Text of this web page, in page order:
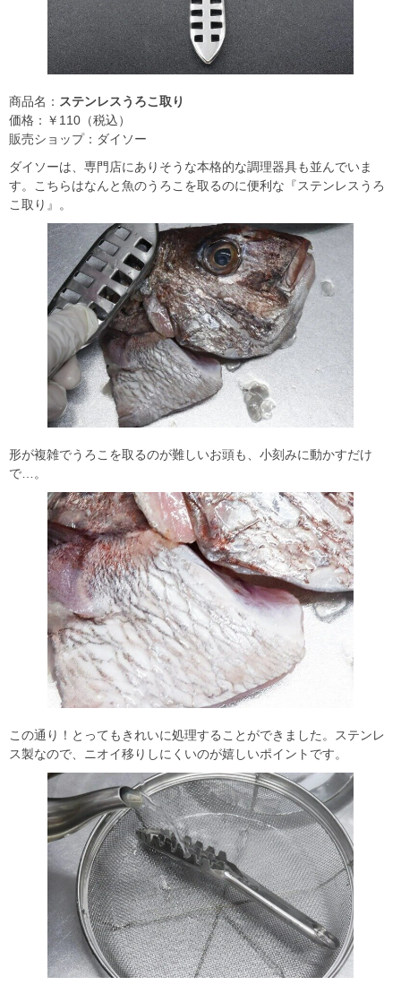
商品名： ステンレスうろこ取り
価格：￥110（税込）
販売ショップ：ダイソー
ダイソーは、専門店にありそうな本格的な調理器具も並んでいま
す。こちらはなんと魚のうろこを取るのに便利な『ステンレスうろ
こ取り』。
形が複雑でうろこを取るのが難しいお頭も、小刻みに動かすだけ
で…。
この通り！とってもきれいに処理することができました。ステンレ
ス製なので、ニオイ移りしにくいのが嬉しいポイントです。